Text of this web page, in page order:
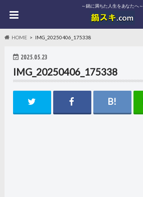
～鍋に満ちた人生をあなたへ～
HOME IMG_20250406_175338
2025.05.23
IMG_20250406_175338